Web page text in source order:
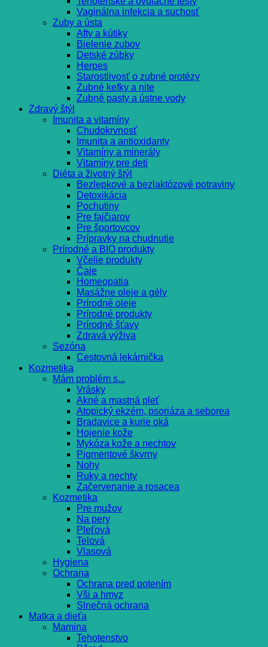
Vaginálna infekcia a suchosť
Zuby a ústa
Afty a kútiky
Bielenie zubov
Detské zúbky
Herpes
Starostlivosť o zubné protézy
Zubné kefky a nite
Zubné pasty a ústne vody
Zdravý štýl
Imunita a vitamíny
Chudokrvnosť
Imunita a antioxidanty
Vitamíny a minerály
Vitamíny pre deti
Diéta a životný štýl
Bezlepkové a bezlaktózové potraviny
Detoxikácia
Pochutiny
Pre fajčiarov
Pre športovcov
Prípravky na chudnutie
Prírodné a BIO produkty
Včelie produkty
Čaje
Homeopatia
Masážne oleje a gély
Prírodné oleje
Prírodné produkty
Prírodné šťavy
Zdravá výživa
Sezóna
Cestovná lekárnička
Kozmetika
Mám problém s...
Vrásky
Akné a mastná pleť
Atopický ekzém, psoriáza a seborea
Bradavice a kurie oká
Hojenie kože
Mykóza kože a nechtov
Pigmentové škvrny
Nohy
Ruky a nechty
Začervenanie a rosacea
Kozmetika
Pre mužov
Na pery
Pleťová
Telová
Vlasová
Hygiena
Ochrana
Ochrana pred potením
Vši a hmyz
Slnečná ochrana
Matka a dieťa
Mamina
Tehotenstvo